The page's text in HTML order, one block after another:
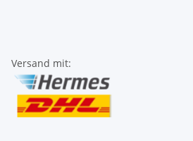
Versand mit: